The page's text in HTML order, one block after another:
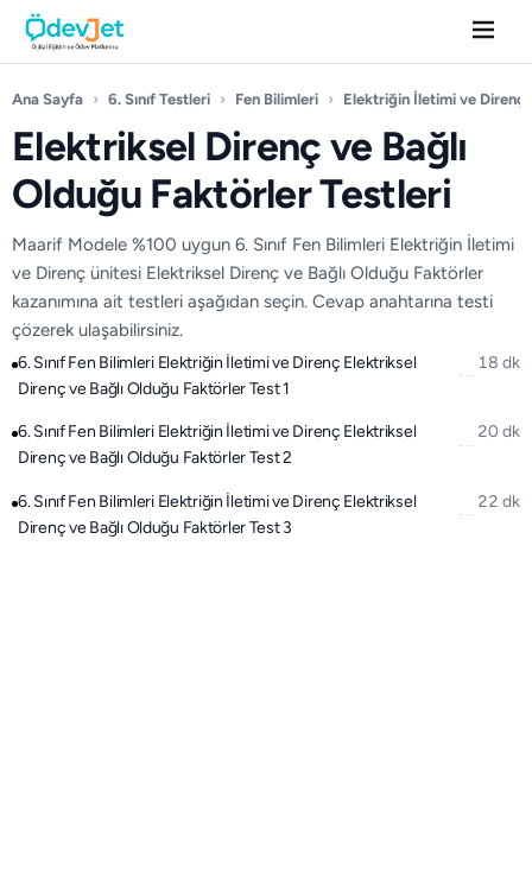
Ana Sayfa › 6. Sınıf Testleri › Fen Bilimleri › Elektriğin İletimi ve Direnç
Elektriksel Direnç ve Bağlı
Olduğu Faktörler Testleri
Maarif Modele %100 uygun 6. Sınıf Fen Bilimleri Elektriğin İletimi
ve Direnç ünitesi Elektriksel Direnç ve Bağlı Olduğu Faktörler
kazanımına ait testleri aşağıdan seçin. Cevap anahtarına testi
çözerek ulaşabilirsiniz.
6. Sınıf Fen Bilimleri Elektriğin İletimi ve Direnç Elektriksel
Direnç ve Bağlı Olduğu Faktörler Test 1
18 dk
6. Sınıf Fen Bilimleri Elektriğin İletimi ve Direnç Elektriksel
Direnç ve Bağlı Olduğu Faktörler Test 2
20 dk
6. Sınıf Fen Bilimleri Elektriğin İletimi ve Direnç Elektriksel
Direnç ve Bağlı Olduğu Faktörler Test 3
22 dk